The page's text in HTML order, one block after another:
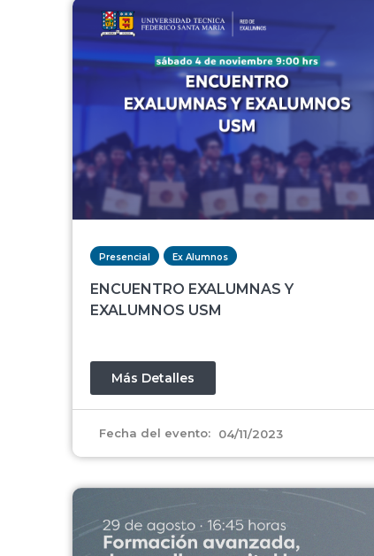
Presencial Ex Alumnos
ENCUENTRO EXALUMNAS Y
EXALUMNOS USM
Más Detalles
Fecha del evento: 04/11/2023